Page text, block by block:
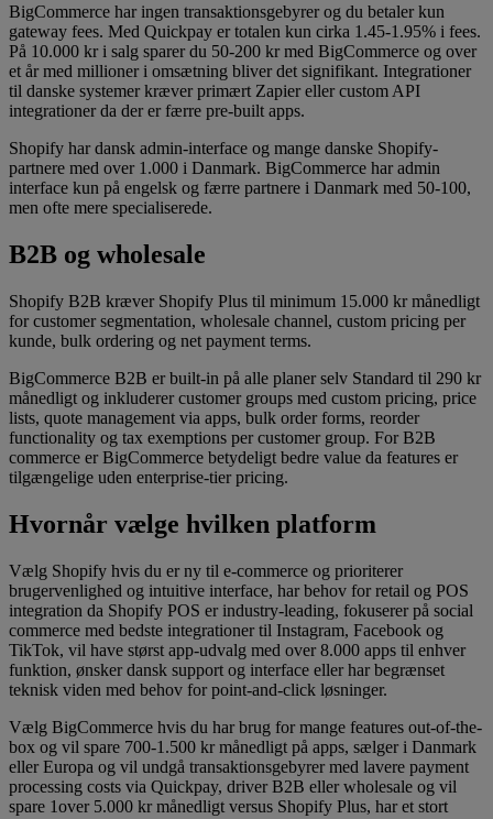
BigCommerce har ingen transaktionsgebyrer og du betaler kun
gateway fees. Med Quickpay er totalen kun cirka 1.45-1.95% i fees.
På 10.000 kr i salg sparer du 50-200 kr med BigCommerce og over
et år med millioner i omsætning bliver det signifikant. Integrationer
til danske systemer kræver primært Zapier eller custom API
integrationer da der er færre pre-built apps.
Shopify har dansk admin-interface og mange danske Shopify-
partnere med over 1.000 i Danmark. BigCommerce har admin
interface kun på engelsk og færre partnere i Danmark med 50-100,
men ofte mere specialiserede.
B2B og wholesale
Shopify B2B kræver Shopify Plus til minimum 15.000 kr månedligt
for customer segmentation, wholesale channel, custom pricing per
kunde, bulk ordering og net payment terms.
BigCommerce B2B er built-in på alle planer selv Standard til 290 kr
månedligt og inkluderer customer groups med custom pricing, price
lists, quote management via apps, bulk order forms, reorder
functionality og tax exemptions per customer group. For B2B
commerce er BigCommerce betydeligt bedre value da features er
tilgængelige uden enterprise-tier pricing.
Hvornår vælge hvilken platform
Vælg Shopify hvis du er ny til e-commerce og prioriterer
brugervenlighed og intuitive interface, har behov for retail og POS
integration da Shopify POS er industry-leading, fokuserer på social
commerce med bedste integrationer til Instagram, Facebook og
TikTok, vil have størst app-udvalg med over 8.000 apps til enhver
funktion, ønsker dansk support og interface eller har begrænset
teknisk viden med behov for point-and-click løsninger.
Vælg BigCommerce hvis du har brug for mange features out-of-the-
box og vil spare 700-1.500 kr månedligt på apps, sælger i Danmark
eller Europa og vil undgå transaktionsgebyrer med lavere payment
processing costs via Quickpay, driver B2B eller wholesale og vil
spare 1over 5.000 kr månedligt versus Shopify Plus, har et stort